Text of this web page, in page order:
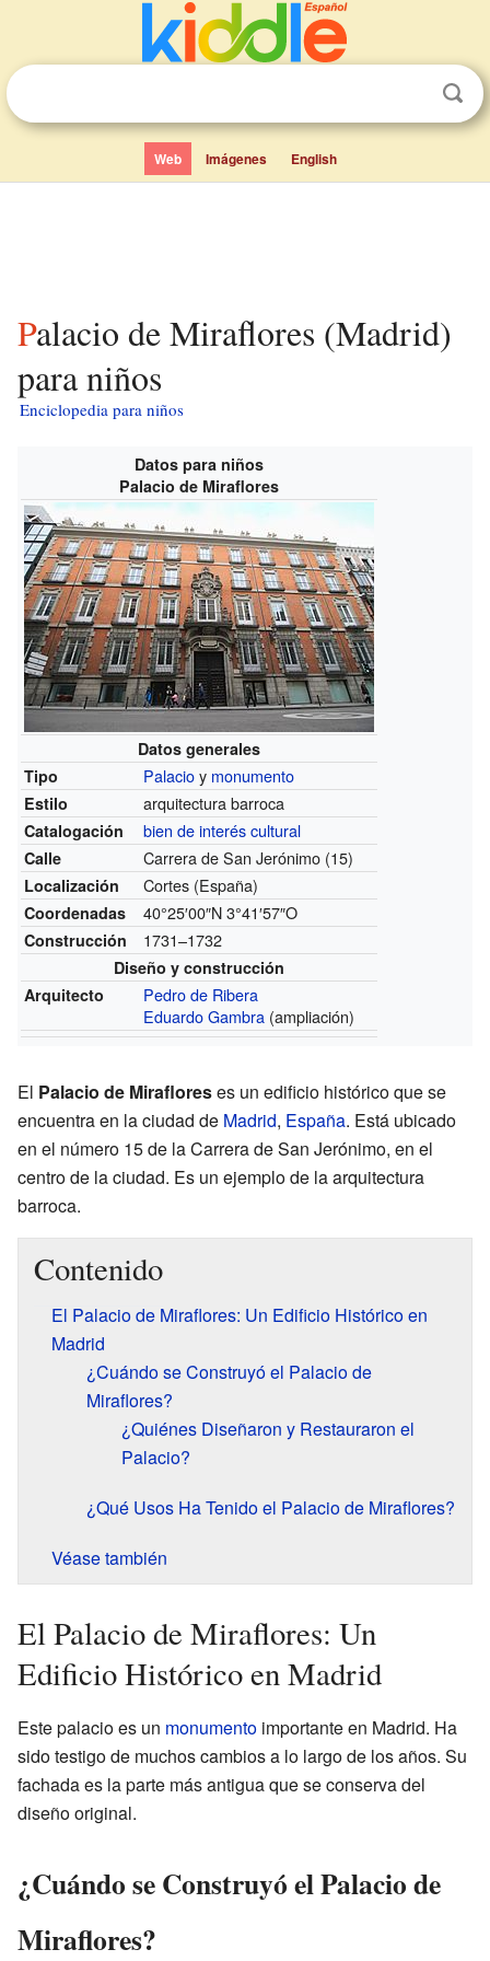
Web Imágenes English
Palacio de Miraflores (Madrid)
para niños
Enciclopedia para niños
Datos para niños
Palacio de Miraflores
Datos generales
Tipo
Palacioy monumento
Estilo arquitectura barroca
Catalogación bien de interés cultural
Calle Carrera de San Jerónimo (15)
Localización Cortes (España)
Coordenadas 40°25′00″N3°41′57″O
Construcción 1731–1732
Diseño y construcción
Arquitecto
Pedro de Ribera
Eduardo Gambra (ampliación)
El Palacio de Mirafloreses un edificio histórico que se
encuentra en la ciudad de Madrid, España. Está ubicado
en el número 15 de la Carrera de San Jerónimo, en el
centro de la ciudad. Es un ejemplo de la arquitectura
barroca.
Contenido
El Palacio de Miraflores: Un Edificio Histórico en
Madrid
¿Cuándo se Construyó el Palacio de
Miraflores?
¿Quiénes Diseñaron y Restauraron el
Palacio?
¿Qué Usos Ha Tenido el Palacio de Miraflores?
Véase también
El Palacio de Miraflores: Un
Edificio Histórico en Madrid
Este palacio es un monumento importante en Madrid. Ha
sido testigo de muchos cambios a lo largo de los años. Su
fachada es la parte más antigua que se conserva del
diseño original.
¿Cuándo se Construyó el Palacio de
Miraflores?